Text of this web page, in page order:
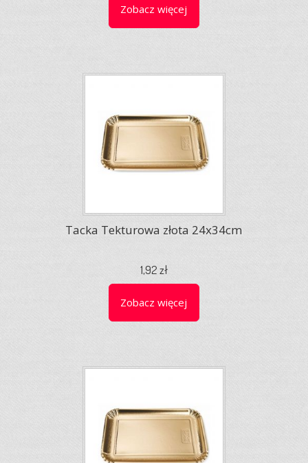
Zobacz więcej
Tacka Tekturowa złota 24x34cm
1,92 zł
Zobacz więcej